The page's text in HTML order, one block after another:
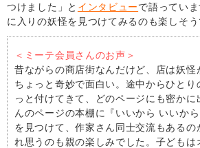
つけました」と インタビューで語ってい
に入りの妖怪を見つけてみるのも楽しそう
＜ミーテ会員さんのお声＞
昔ながらの商店街なんだけど、店は妖怪
ちょっと奇妙で面白い。途中からひとり
っと付けてきて、どのページにも密かに
んのページの本棚に『いいから いいから
を見つけて、作家さん同士交流もあるの
れ思うのも親の楽しみでした。子どもは